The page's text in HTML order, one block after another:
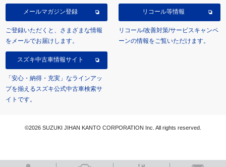
メールマガジン登録
ご登録いただくと、さまざまな情報
をメールでお届けします。
リコール等情報
リコール/改善対策/サービスキャンペ
ーンの情報をご覧いただけます。
スズキ中古車情報サイト
「安心・納得・充実」なラインアッ
プを揃えるスズキ公式中古車検索サ
イトです。
©2026 SUZUKI JIHAN KANTO CORPORATION Inc. All rights reserved.